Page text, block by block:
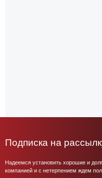
Подписка на
Надеемся установить хорошие и
компанией и с нетерпением ждем